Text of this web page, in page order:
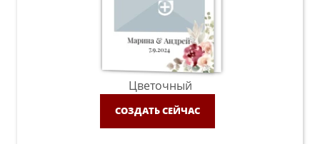
Цветочный
СОЗДАТЬ СЕЙЧАС